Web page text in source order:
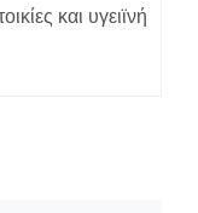
και υγειϊνή